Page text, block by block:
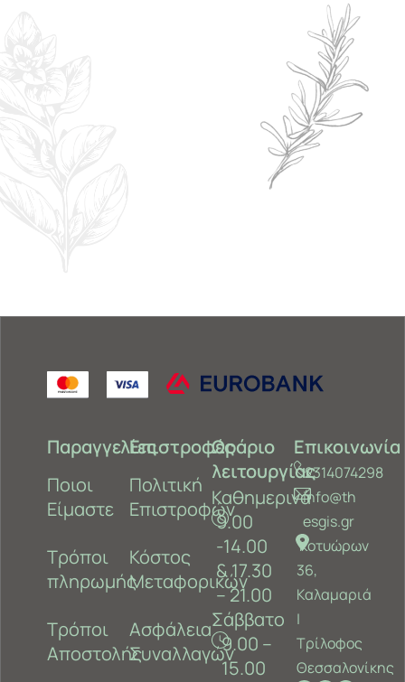
Παραγγελίες
Ποιοι
Είμαστε
Τρόποι
πληρωμής
Τρόποι
Αποστολής
Επιστροφές
Πολιτική
Επιστροφών
Κόστος
Μεταφορικών
Ασφάλεια
Συναλλαγών
Ωράριο
λειτουργίας
Καθημερινά
9.00
-14.00
& 17.30
– 21.00
Σάββατο
9.00 –
15.00
Επικοινωνία
2314074298
info@th
esgis.gr
Κοτυώρων
36,
Καλαμαριά
‎|
Τρίλοφος
Θεσσαλονίκης